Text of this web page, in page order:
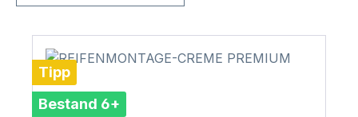
Tipp
Bestand 6+